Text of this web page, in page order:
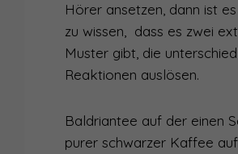
Hörer ansetzen, dann ist
zu wissen, dass es zwei
Muster gibt, die
Reaktionen auslösen.
Baldriantee auf der einen
purer schwarzer Kaffee